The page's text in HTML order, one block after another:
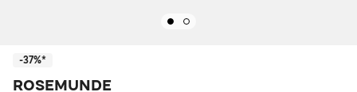
-37%*
ROSEMUNDE